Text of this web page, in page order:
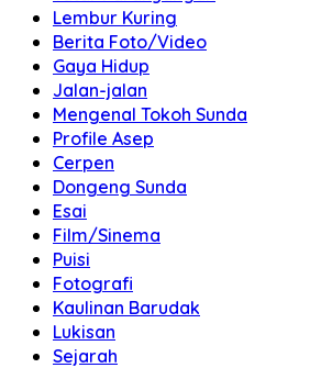
Lembur Kuring
Berita Foto/Video
Gaya Hidup
Jalan-jalan
Mengenal Tokoh Sunda
Profile Asep
Cerpen
Dongeng Sunda
Esai
Film/Sinema
Puisi
Fotografi
Kaulinan Barudak
Lukisan
Sejarah